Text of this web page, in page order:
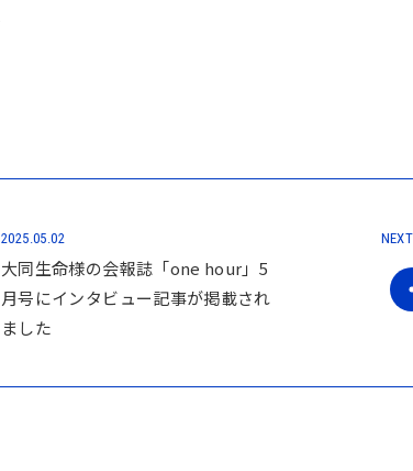
2025.05.02
大同生命様の会報誌「one hour」5
月号にインタビュー記事が掲載され
ました